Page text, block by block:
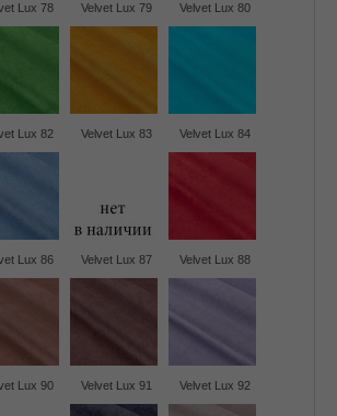
Lux 78 Velvet Lux 79 Velvet Lux 80
Lux 82 Velvet Lux 83 Velvet Lux 84
Lux 86 Velvet Lux 87 Velvet Lux 88
Lux 90 Velvet Lux 91 Velvet Lux 92